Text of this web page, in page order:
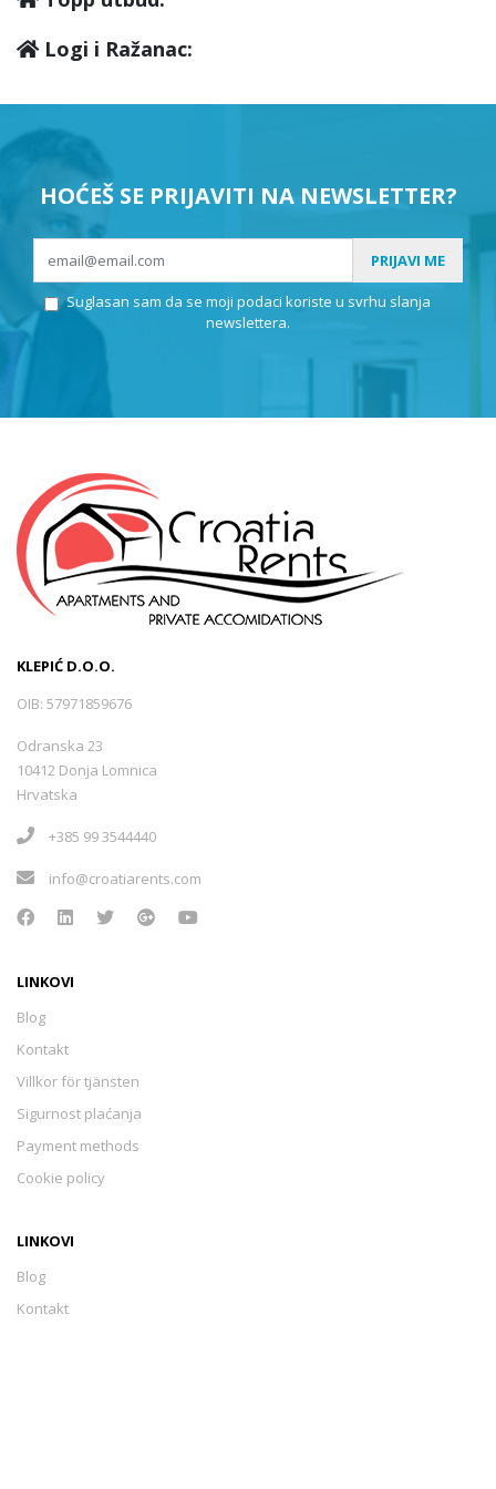
Logi i Ražanac:
HOĆEŠ SE PRIJAVITI NA NEWSLETTER?
PRIJAVI ME
Suglasan sam da se moji podaci koriste u svrhu slanja
newslettera.
KLEPIĆ D.O.O.
OIB: 57971859676
Odranska 23
10412 Donja Lomnica
Hrvatska
+385 99 3544440
info@croatiarents.com
LINKOVI
Blog
Kontakt
Villkor för tjänsten
Sigurnost plaćanja
Payment methods
Cookie policy
LINKOVI
Blog
Kontakt